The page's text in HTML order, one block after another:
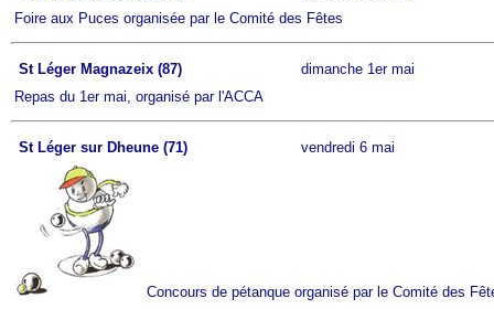
Foire aux Puces organisée par le Comité des Fêtes
St Léger Magnazeix (87)
dimanche 1er mai
Repas du 1er mai, organisé par l'ACCA
St Léger sur Dheune (71) vendredi 6 mai
Concours de pétanque organisé par le Comité des